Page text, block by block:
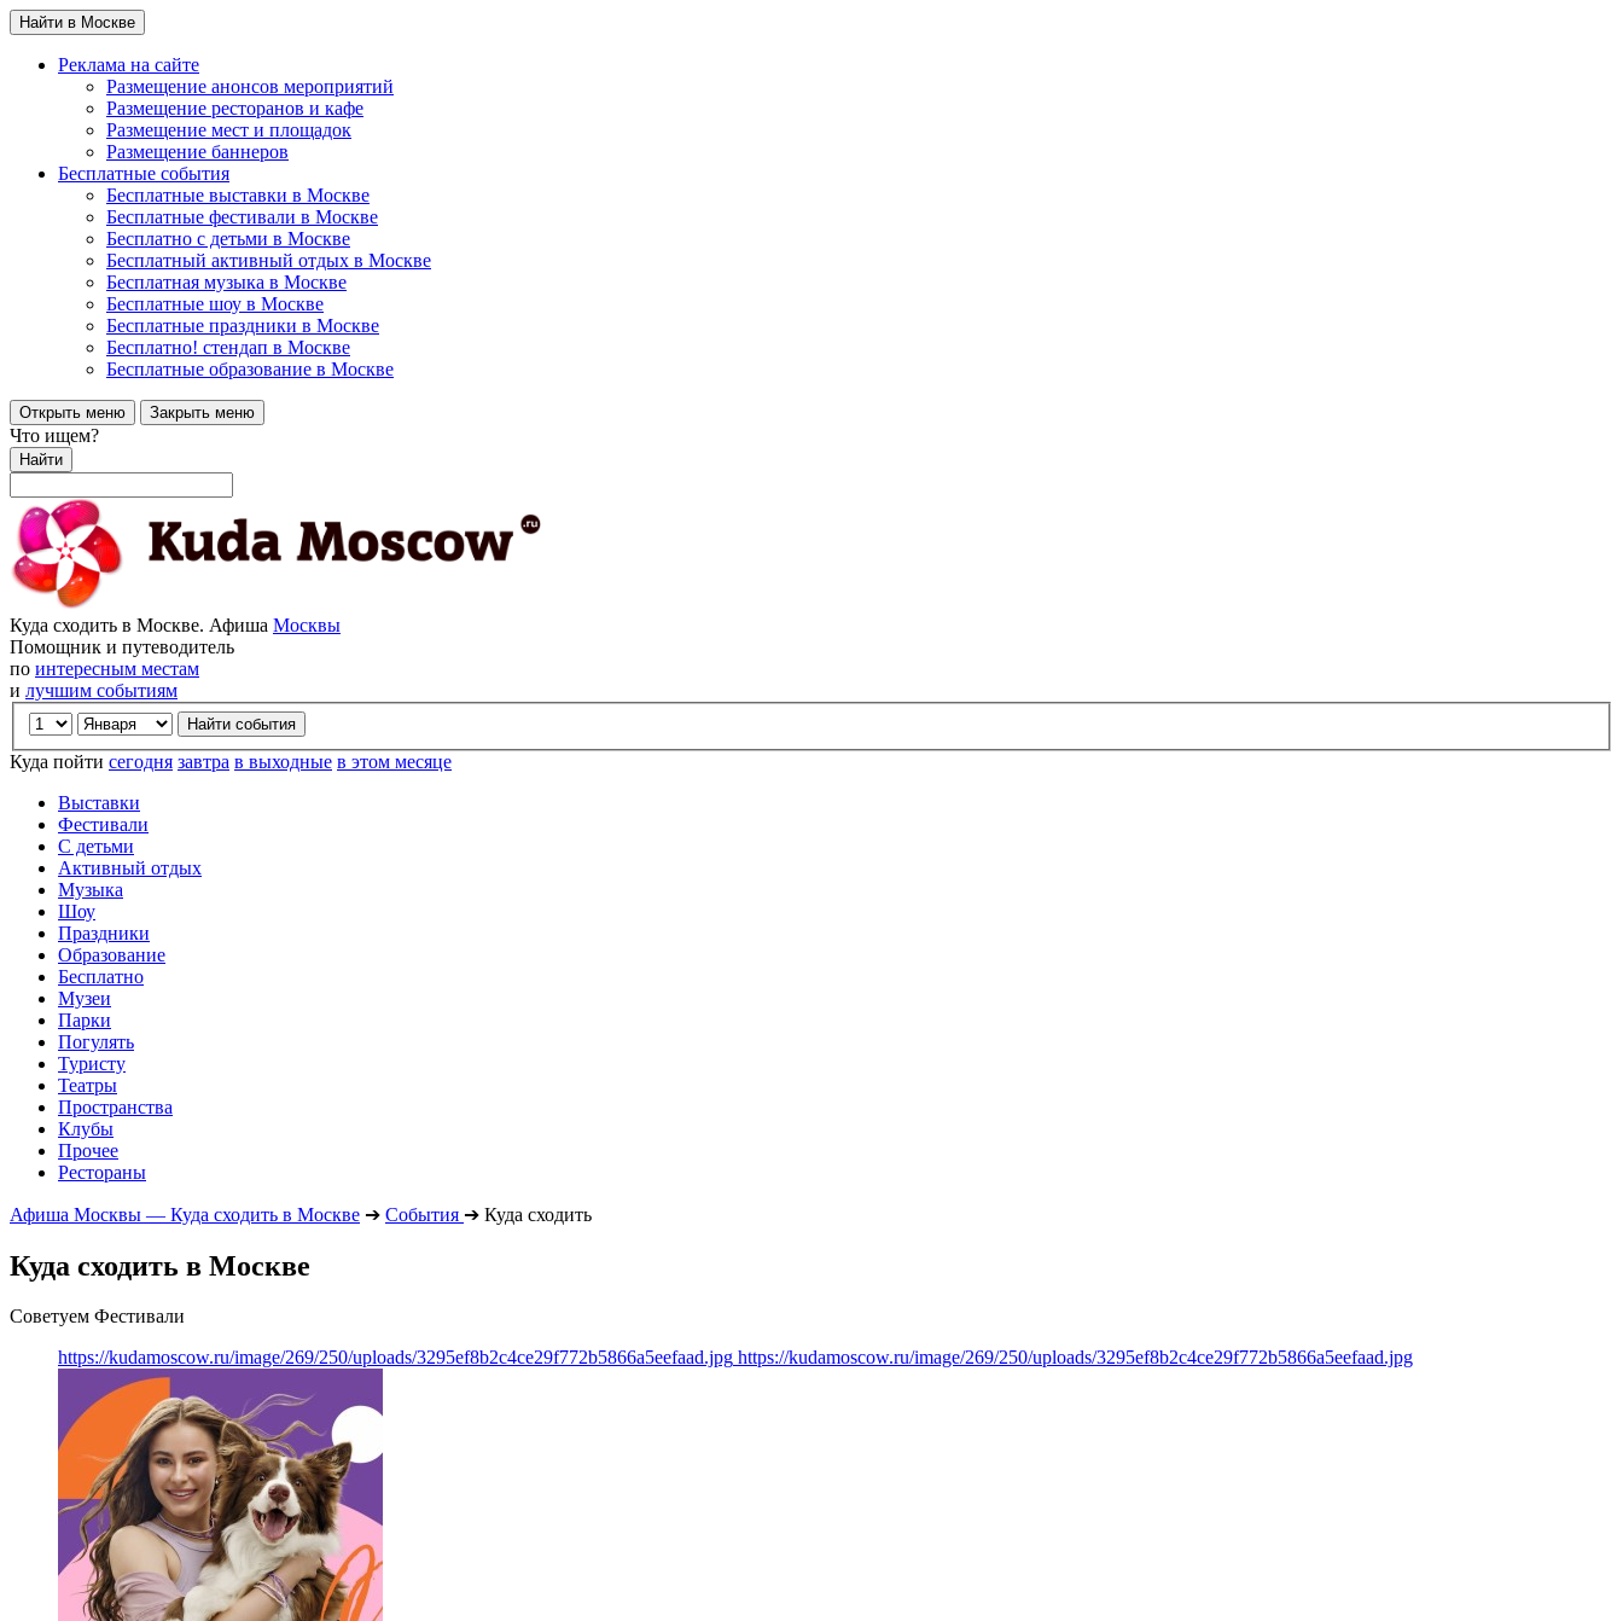
Найти в Москве
Реклама на сайте
Размещение анонсов мероприятий
Размещение ресторанов и кафе
Размещение мест и площадок
Размещение баннеров
Бесплатные события
Бесплатные выставки в Москве
Бесплатные фестивали в Москве
Бесплатно с детьми в Москве
Бесплатный активный отдых в Москве
Бесплатная музыка в Москве
Бесплатные шоу в Москве
Бесплатные праздники в Москве
Бесплатно! стендап в Москве
Бесплатные образование в Москве
Открыть меню Закрыть меню
Что ищем?
Найти
Куда сходить в Москве. Афиша Москвы
Помощник и путеводитель
по интересным местам
и лучшим событиям
Куда пойти сегодня завтра в выходные в этом месяце
Выставки
Фестивали
С детьми
Активный отдых
Музыка
Шоу
Праздники
Образование
Бесплатно
Музеи
Парки
Погулять
Туристу
Театры
Пространства
Клубы
Прочее
Рестораны
Афиша Москвы — Куда сходить в Москве ➔ События ➔ Куда сходить
Куда сходить в Москве
Советуем Фестивали
https://kudamoscow.ru/image/269/250/uploads/3295ef8b2c4ce29f772b5866a5eefaad.jpg https://kudamoscow.ru/image/269/250/uploads/3295ef8b2c4ce29f772b5866a5eefaad.jpg